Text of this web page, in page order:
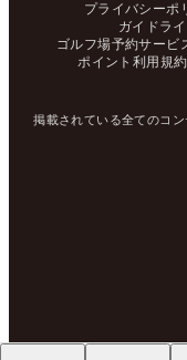
プライバシーポ
ガイドラ
ゴルフ場予約サービ
ポイント利用規約
掲載されている全てのコ